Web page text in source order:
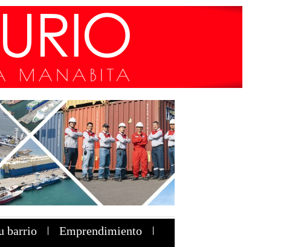
barrio
Emprendimiento